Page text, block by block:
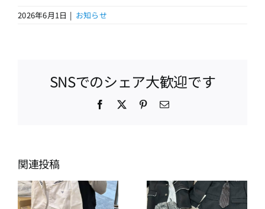
2026年6月1日 | お知らせ
SNSでのシェア大歓迎です
Facebook Pinterest
電
関連投稿